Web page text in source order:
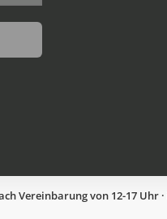
Vereinbarung von 12-17 Uhr ·